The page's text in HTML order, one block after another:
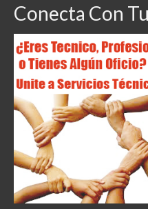
Conecta Con